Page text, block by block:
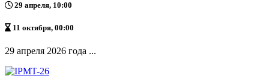
29 апреля, 10:00
11 октября, 00:00
29 апреля 2026 года ...